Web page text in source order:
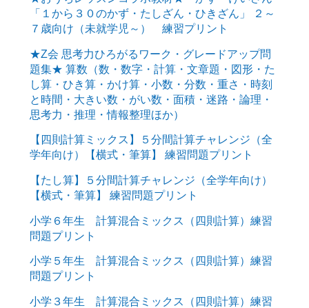
「１から３０のかず・たしざん・ひきざん」 ２～
７歳向け（未就学児～） 練習プリント
★Z会 思考力ひろがるワーク・グレードアップ問
題集★ 算数（数・数字・計算・文章題・図形・た
し算・ひき算・かけ算・小数・分数・重さ・時刻
と時間・大きい数・がい数・面積・迷路・論理・
思考力・推理・情報整理ほか）
【四則計算ミックス】５分間計算チャレンジ（全
学年向け）【横式・筆算】 練習問題プリント
【たし算】５分間計算チャレンジ（全学年向け）
【横式・筆算】 練習問題プリント
小学６年生 計算混合ミックス（四則計算）練習
問題プリント
小学５年生 計算混合ミックス（四則計算）練習
問題プリント
小学３年生 計算混合ミックス（四則計算）練習